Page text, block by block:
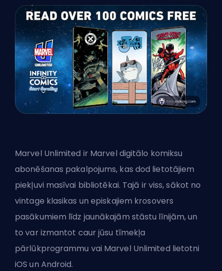
Marvel Unlimited ir Marvel digitālo komiksu
abonēšanas pakalpojums, kas dod lietotājiem
piekļuvi masīvai bibliotēkai. Tajā ir viss, sākot no
vintage klasikas un episkajiem krosovers
pasākumiem līdz jaunākajām stāstu līnijām, un
to var izmantot caur jūsu tīmekļa
pārlūkprogrammu vai Marvel Unlimited lietotni
iOS un Android.